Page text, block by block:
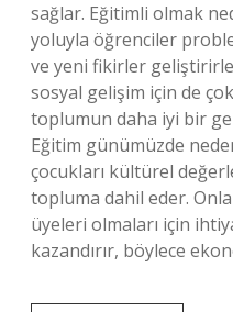
sağlar. Eğitimli olmak
yoluyla öğrenciler
ve yeni fikirler
sosyal gelişim için de
toplumun daha iyi bir
Eğitim günümüzde
çocukları kültürel
topluma dahil eder.
üyeleri olmaları için
kazandırır, böylece